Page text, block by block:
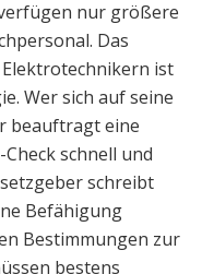
nur größere
Das
ist
Wer sich auf seine
beauftragt eine
schnell und
schreibt
Befähigung
Bestimmungen zur
bestens